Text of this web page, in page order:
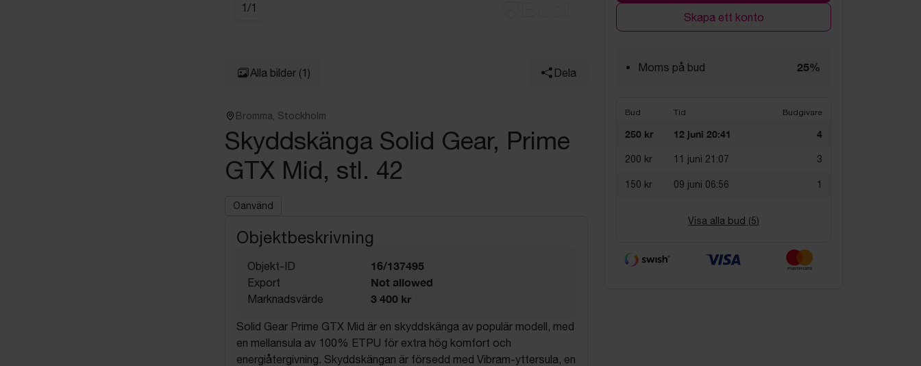
1 /1
Alla bilder (1) Dela
Bromma, Stockholm
Skyddskänga Solid Gear, Prime
GTX Mid, stl. 42
Oanvänd
Objektbeskrivning
Objekt-ID 16/137495
Export Not allowed
Marknadsvärde 3 400 kr
Solid Gear Prime GTX Mid är en skyddskänga av populär modell, med
en mellansula av 100% ETPU för extra hög komfort och
energiåtergivning. Skyddskängan är försedd med Vibram-yttersula, en
Skapa ett konto
Moms på bud 25%
Bud Tid Budgivare
250 kr 12 juni 20:41 4
200 kr 11 juni 21:07 3
150 kr 09 juni 06:56 1
Visa alla bud (5)